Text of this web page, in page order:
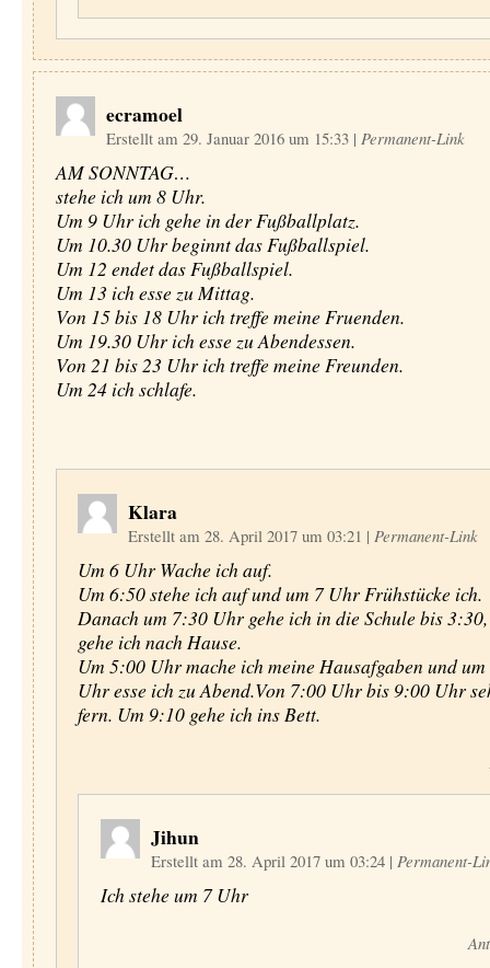
ecramoel
Erstellt am 29. Januar 2016 um 15:33 | Permanent-Link
AM SONNTAG…
stehe ich um 8 Uhr.
Um 9 Uhr ich gehe in der Fußballplatz.
Um 10.30 Uhr beginnt das Fußballspiel.
Um 12 endet das Fußballspiel.
Um 13 ich esse zu Mittag.
Von 15 bis 18 Uhr ich treffe meine Fruenden.
Um 19.30 Uhr ich esse zu Abendessen.
Von 21 bis 23 Uhr ich treffe meine Freunden.
Um 24 ich schlafe.
Klara
Erstellt am 28. April 2017 um 03:21 | Permanent-Link
Um 6 Uhr Wache ich auf.
Um 6:50 stehe ich auf und um 7 Uhr Frühstücke ich.
Danach um 7:30 Uhr gehe ich in die Schule bis
gehe ich nach Hause.
Um 5:00 Uhr mache ich meine Hausafgaben und
Uhr esse ich zu Abend.Von 7:00 Uhr bis 9:00 Uhr
fern. Um 9:10 gehe ich ins Bett.
Jihun
Erstellt am 28. April 2017 um 03:24 | Permanent-
Ich stehe um 7 Uhr